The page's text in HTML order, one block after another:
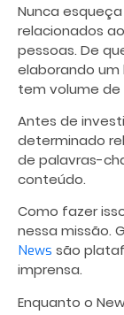
Nunca
relacionados
pessoas. De
elaborando
tem volume de
Antes de
determinado
de palavras-
conteúdo.
Como fazer
nessa missão.
News são
imprensa.
Enquanto o